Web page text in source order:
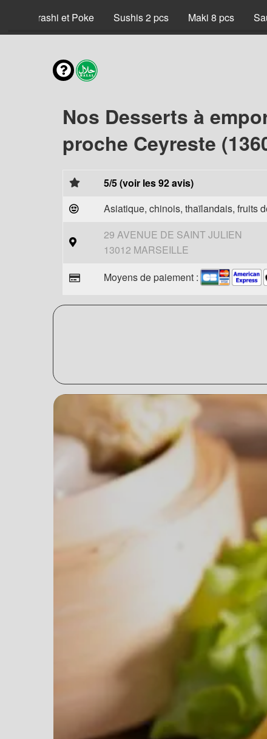
Chirashi et Poke Sushis 2 pcs Maki 8 pcs
Nos Desserts à
proche Ceyreste
5/5 (voir les 92 avis)
Asiatique, chinois, thaïlandais, fruits
29 AVENUE DE SAINT JULIEN
13012 MARSEILLE
Moyens de paiement :